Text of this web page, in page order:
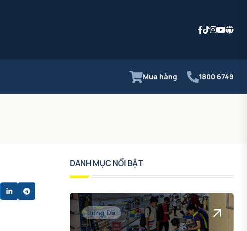
Mua hàng 1800 6749
DANH MỤC NỔI BẬT
Bóng Đá